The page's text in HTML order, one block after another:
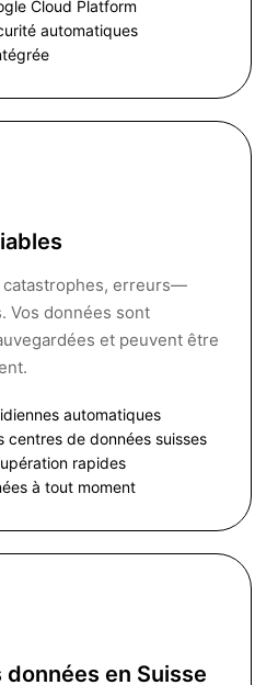
Cloud Platform
automatiques
catastrophes, erreurs—
Vos données sont
et peuvent être
automatiques
centres de données suisses
rapides
à tout moment
en Suisse